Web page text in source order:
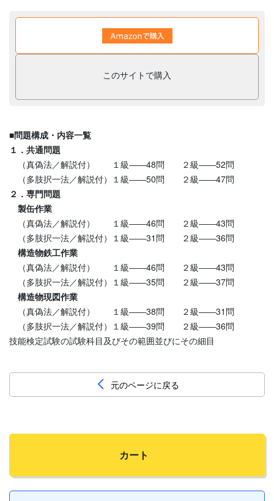
このサイトで購入
■問題構成・内容一覧
１．共通問題
（真偽法／解説付） １級――48問 ２級――52問
（多肢択一法／解説付）１級――50問 ２級――47問
２．専門問題
製缶作業
（真偽法／解説付） １級――46問 ２級――43問
（多肢択一法／解説付）１級――31問 ２級――36問
構造物鉄工作業
（真偽法／解説付） １級――46問 ２級――43問
（多肢択一法／解説付）１級――35問 ２級――37問
構造物現図作業
（真偽法／解説付） １級――38問 ２級――31問
（多肢択一法／解説付）１級――39問 ２級――36問
技能検定試験の試験科目及びその範囲並びにその細目
元のページに戻る
カート